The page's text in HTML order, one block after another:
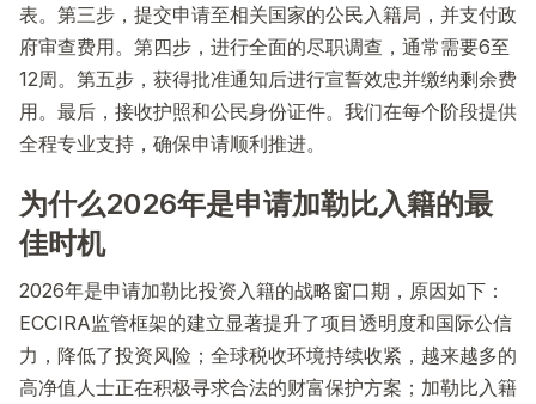
表。第三步，提交申请至相关国家的公民入籍局，并支付政
府审查费用。第四步，进行全面的尽职调查，通常需要6至
12周。第五步，获得批准通知后进行宣誓效忠并缴纳剩余费
用。最后，接收护照和公民身份证件。我们在每个阶段提供
全程专业支持，确保申请顺利推进。
为什么2026年是申请加勒比入籍的最
佳时机
2026年是申请加勒比投资入籍的战略窗口期，原因如下：
ECCIRA监管框架的建立显著提升了项目透明度和国际公信
力，降低了投资风险；全球税收环境持续收紧，越来越多的
高净值人士正在积极寻求合法的财富保护方案；加勒比入籍